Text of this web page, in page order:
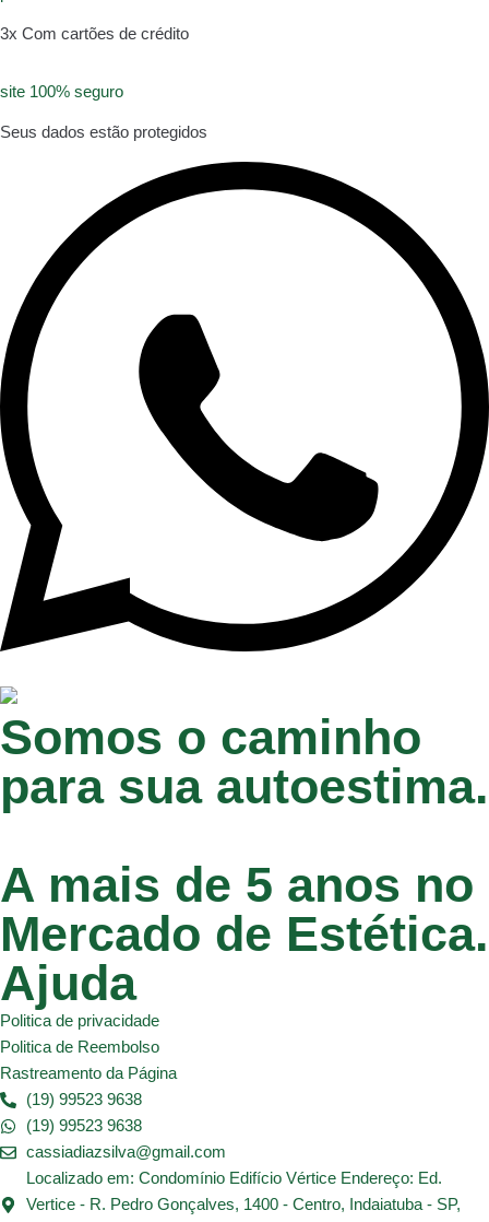
3x Com cartões de crédito
site 100% seguro
Seus dados estão protegidos
Somos o caminho
para sua autoestima.
A mais de 5 anos no
Mercado de Estética.
Ajuda
Politica de privacidade
Politica de Reembolso
Rastreamento da Página
(19) 99523 9638
(19) 99523 9638
cassiadiazsilva@gmail.com
Localizado em: Condomínio Edifício Vértice Endereço: Ed.
Vertice - R. Pedro Gonçalves, 1400 - Centro, Indaiatuba - SP,